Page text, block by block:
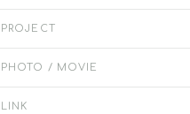
PROJECT
PHOTO / MOVIE
LINK